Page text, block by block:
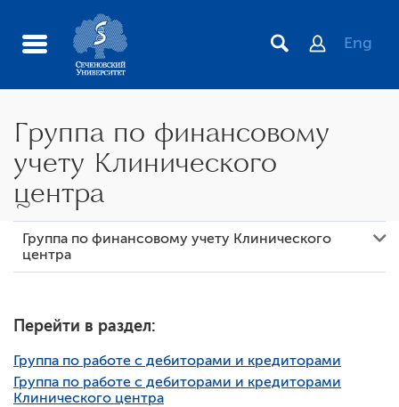
Eng
Группа по финансовому
учету Клинического
центра
Группа по финансовому учету Клинического
центра
Перейти в раздел:
Группа по работе с дебиторами и кредиторами
Группа по работе с дебиторами и кредиторами
Клинического центра